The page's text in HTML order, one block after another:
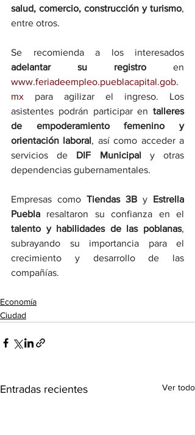
salud, comercio, construcción y turismo,
entre otros.
adelantar su registro
www.feriadeempleo.pueblacapital.gob.
mx para agilizar el ingreso. Los
asistentes podrán participar en talleres
de empoderamiento femenino y
orientación laboral, así como acceder a
servicios de DIF Municipal y otras
dependencias gubernamentales.
Empresas como Tiendas 3B y Estrella
Puebla
talento y habilidades de las poblanas,
subrayando su importancia para el
crecimiento y desarrollo de las
compañías.
Economía
Ciudad
Entradas recientes Ver todo